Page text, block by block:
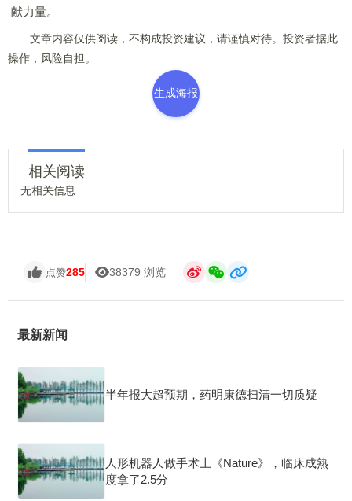
献力量。
文章内容仅供阅读，不构成投资建议，请谨慎对待。投资者据此
操作，风险自担。
生成海报
相关阅读
无相关信息
点赞285 38379 浏览
最新新闻
半年报大超预期，药明康德扫清一切质疑
人形机器人做手术上《Nature》，临床成熟
度拿了2.5分